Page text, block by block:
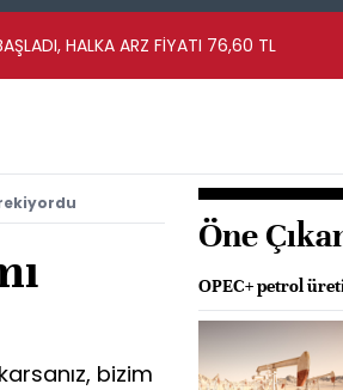
HALKA ARZ FİYATI 76,60 TL
bizim
Öne
OPEC+ petrol